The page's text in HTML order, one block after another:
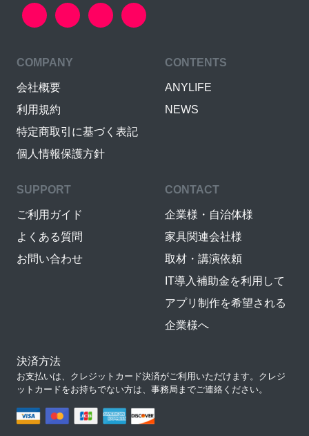
COMPANY
会社概要
利用規約
特定商取引に基づく表記
個人情報保護方針
CONTENTS
ANYLIFE
NEWS
SUPPORT
ご利用ガイド
よくある質問
お問い合わせ
CONTACT
企業様・自治体様
家具関連会社様
取材・講演依頼
IT導入補助金を利用して
アプリ制作を希望される
企業様へ
決済方法
お支払いは、クレジットカード決済がご利用いただけます。クレジ
ットカードをお持ちでない方は、事務局までご連絡ください。